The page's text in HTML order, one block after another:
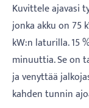
Kuvittele ajavasi
jonka akku on 75
kW:n laturilla. 15
minuuttia. Se on
ja venyttää
kahden tunnin